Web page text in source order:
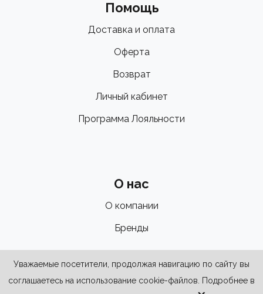
Помощь
Доставка и оплата
Оферта
Возврат
Личный кабинет
Программа Лояльности
О нас
О компании
Бренды
Уважаемые посетители, продолжая навигацию по сайту вы
соглашаетесь на использование cookie-файлов. Подробнее в